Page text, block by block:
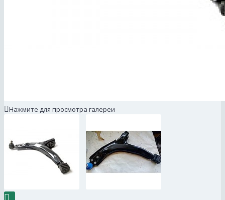
Нажмите для просмотра галереи